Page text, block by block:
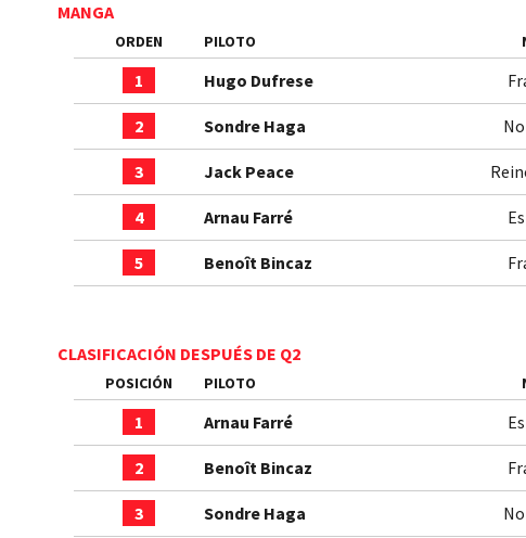
MANGA
ORDEN PILOTO
1 Hugo Dufrese
2 Sondre Haga
3 Jack Peace
4 Arnau Farré
5 Benoît Bincaz
CLASIFICACIÓN DESPUÉS DE Q2
POSICIÓN PILOTO
1 Arnau Farré
2 Benoît Bincaz
3 Sondre Haga